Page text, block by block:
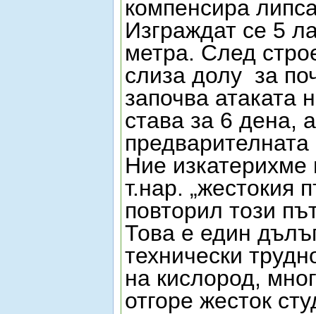
компенсира
Изграждат се 5
метра. След
слиза долу за
започва атаката
става за 6 дена,
Ние изкатерихме
т.нар. „жестокия
повторил този
Това е един
технически
на кислород,
отгоре жесток